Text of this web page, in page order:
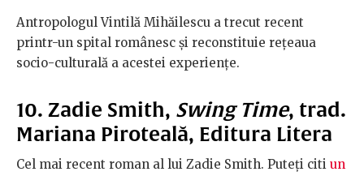
Antropologul Vintilă Mihăilescu a trecut recent
printr-un spital românesc și reconstituie rețeaua
socio-culturală a acestei experiențe.
10. Zadie Smith, Swing Time, trad.
Mariana Piroteală, Editura Litera
Cel mai recent roman al lui Zadie Smith. Puteți citi un